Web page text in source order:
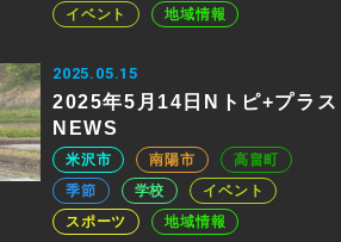
イベント 地域情報
2025.05.15
2025年5月14日Nトピ+プラス
NEWS
米沢市 南陽市
高畠町
季節
学校
イベント
スポーツ
地域情報